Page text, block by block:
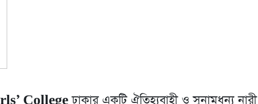
Collegeঢাকার একটি ঐতিহ্যবাহী ও সুনামধন্য নারী